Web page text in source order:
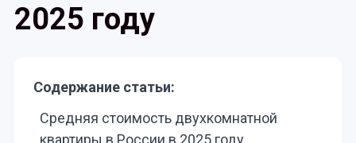
2025 году
Содержание статьи:
Средняя стоимость двухкомнатной
квартиры в России в 2025 году